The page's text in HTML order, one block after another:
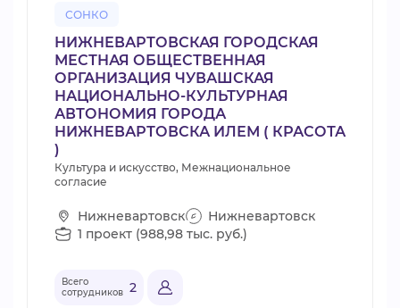
СОНКО
НИЖНЕВАРТОВСКАЯ ГОРОДСКАЯ
МЕСТНАЯ ОБЩЕСТВЕННАЯ
ОРГАНИЗАЦИЯ ЧУВАШСКАЯ
НАЦИОНАЛЬНО-КУЛЬТУРНАЯ
АВТОНОМИЯ ГОРОДА
НИЖНЕВАРТОВСКА ИЛЕМ ( КРАСОТА
)
Культура и искусство, Межнациональное
согласие
Нижневартовск
Нижневартовск
1 проект (988,98 тыс. руб.)
Всего
сотрудников 2